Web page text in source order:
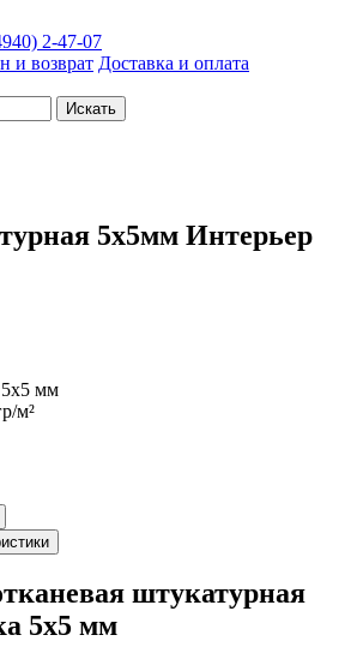
2-47-07
и возврат Доставка и оплата
Искать
5х5мм Интерьер
5х5 мм
м²
штукатурная
5х5 мм